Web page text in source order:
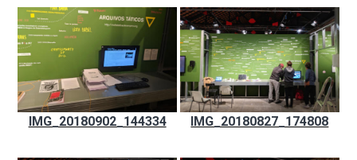
IMG_20180902_144334 IMG_20180827_174808